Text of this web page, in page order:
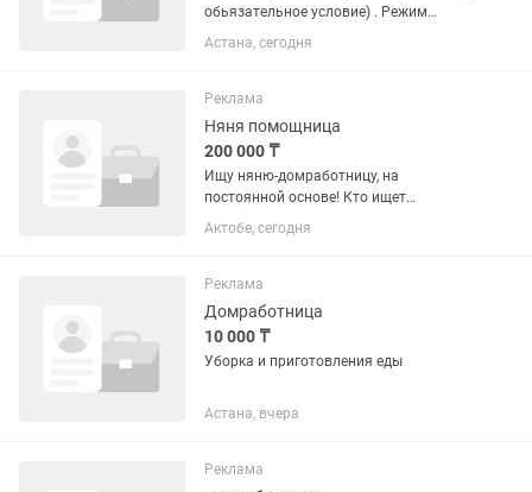
обьязательное условие) . Режим
работы с 12.00 до 16.00 через день.
Рабочее место проспект Бауыржан
адресу Ул Шокана Уалиханова...
Астана, сегодня
Реклама
Няня помощница
200 000 ₸
Ищу няню-домработницу, на
постоянной основе! Кто ищет
временно прошу не беспокоить. От 30-
50 лет. Могу устроить официально,
3 детей 7,5 лет и 7 месяцев. Основной...
Актобе, сегодня
Реклама
Домработница
10 000 ₸
Уборка и приготовления еды
Астана, вчера
Реклама